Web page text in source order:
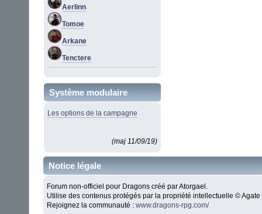
Aerlinn
Tomoe
Arkane
Tenctere
Système modulaire
Les options de la campagne
(maj 11/09/19)
Notice légale
Forum non-officiel pour Dragons créé par Atorgael.
Utilise des contenus protégés par la propriété intellectuelle ©
Rejoignez la communauté :www.dragons-rpg.com/